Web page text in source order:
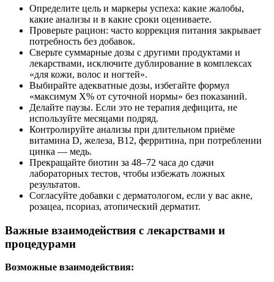
Определите цель и маркеры успеха: какие жалобы,
какие анализы и в какие сроки оцениваете.
Проверьте рацион: часто коррекция питания закрывает
потребность без добавок.
Сверьте суммарные дозы с другими продуктами и
лекарствами, исключите дублирование в комплексах
«для кожи, волос и ногтей».
Выбирайте адекватные дозы, избегайте формул
«максимум X% от суточной нормы» без показаний.
Делайте паузы. Если это не терапия дефицита, не
используйте месяцами подряд.
Контролируйте анализы при длительном приёме
витамина D, железа, B12, ферритина, при потреблении
цинка — медь.
Прекращайте биотин за 48–72 часа до сдачи
лабораторных тестов, чтобы избежать ложных
результатов.
Согласуйте добавки с дерматологом, если у вас акне,
розацеа, псориаз, атопический дерматит.
Важные взаимодействия с лекарствами и
процедурами
Возможные взаимодействия: